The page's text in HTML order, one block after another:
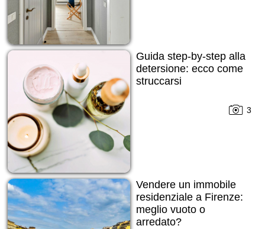
Guida step-by-step alla
detersione: ecco come
struccarsi
3
Vendere un immobile
residenziale a Firenze:
meglio vuoto o
arredato?